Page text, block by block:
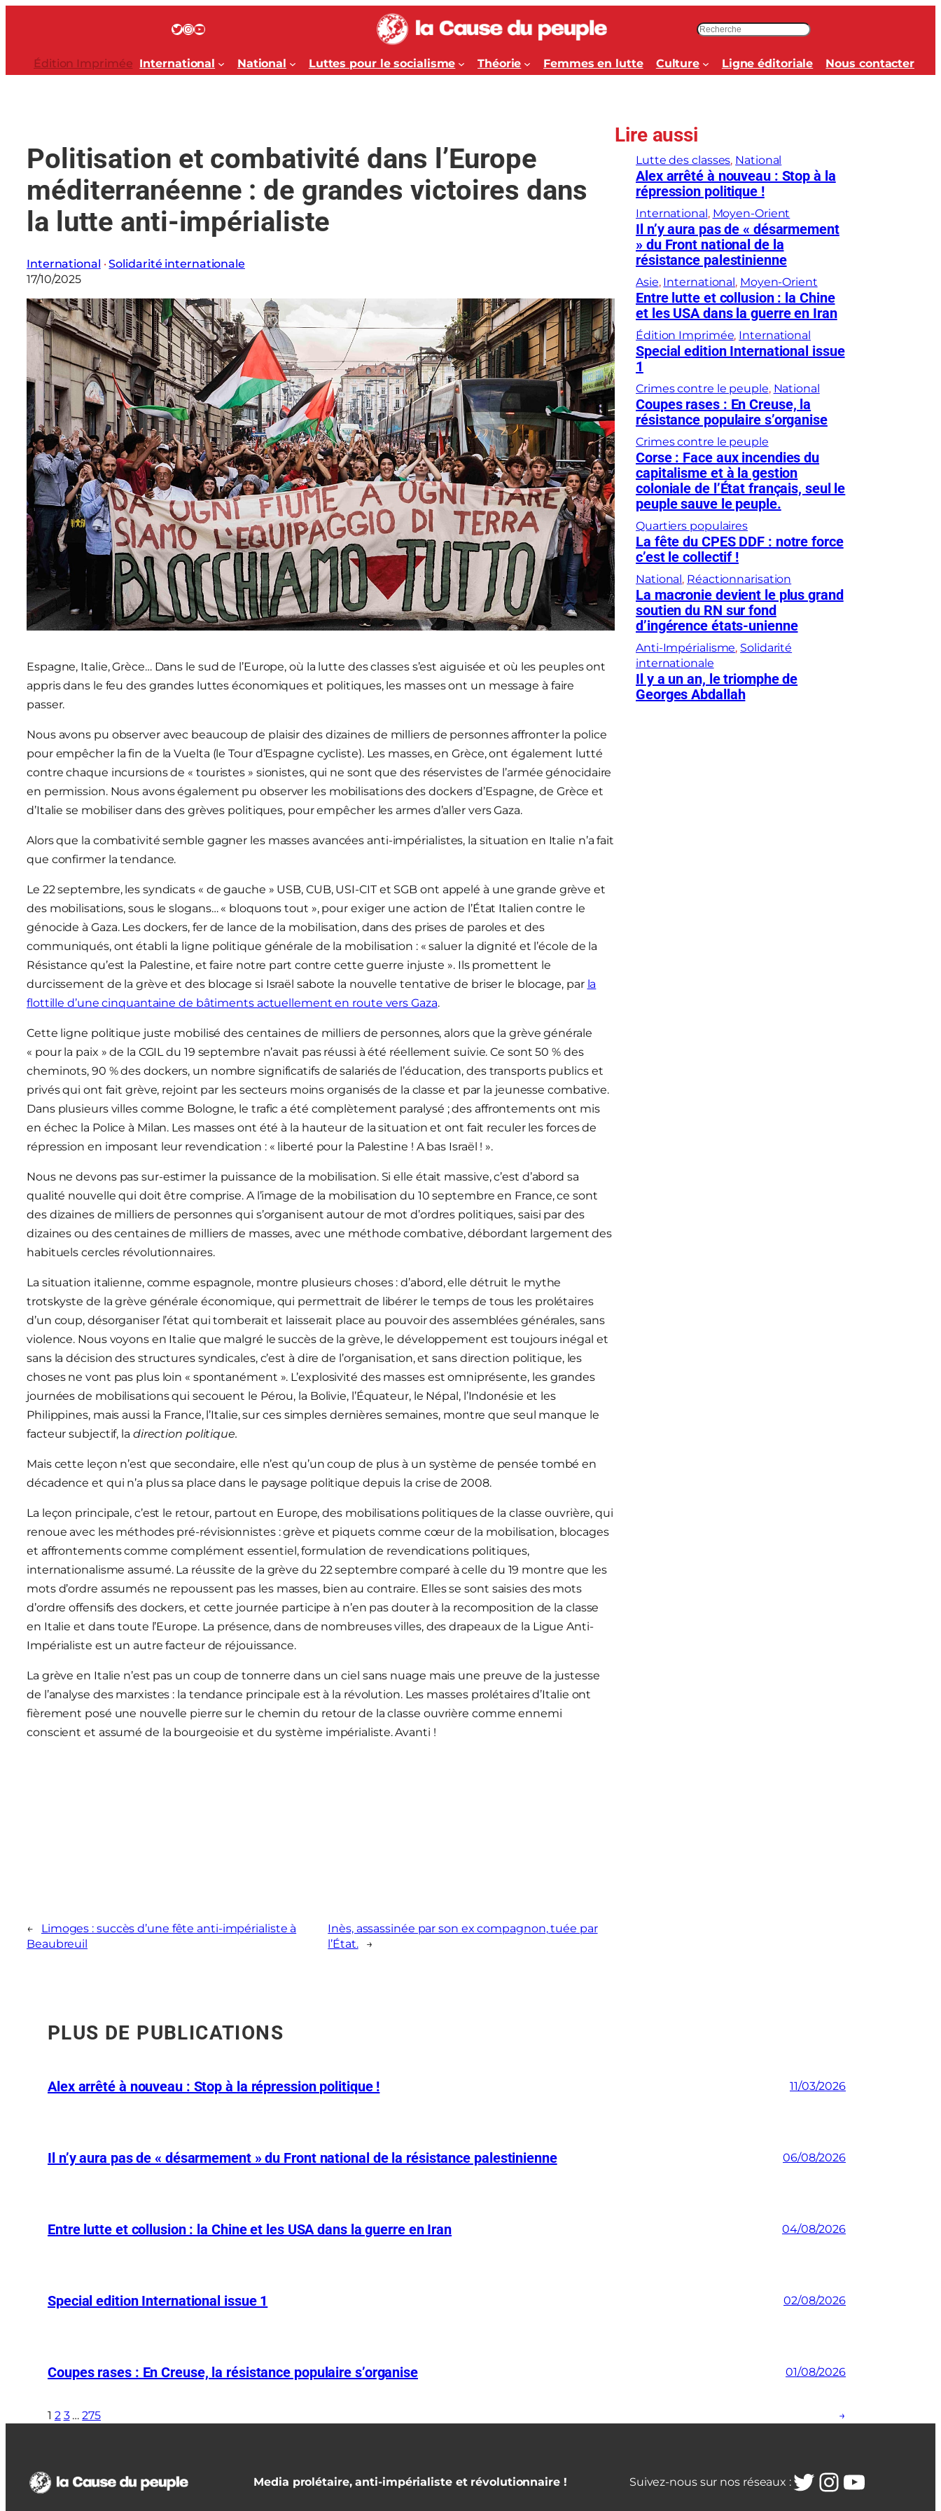
Twitter InstagramYouTube
c
h
h
r
Édition Imprimée International National Luttes pour le socialisme Théorie Femmes en lutte Culture Ligne éditoriale Nous contacter
Politisation et combativité dans l’Europe
méditerranéenne : de grandes victoires dans
la lutte anti-impérialiste
International · Solidarité internationale
17/10/2025
Espagne, Italie, Grèce… Dans le sud de l’Europe, où la lutte des classes s’est aiguisée et où les peuples ont
appris dans le feu des grandes luttes économiques et politiques, les masses ont un message à faire
passer.
Nous avons pu observer avec beaucoup de plaisir des dizaines de milliers de personnes affronter la police
pour empêcher la fin de la Vuelta (le Tour d’Espagne cycliste). Les masses, en Grèce, ont également lutté
contre chaque incursions de « touristes » sionistes, qui ne sont que des réservistes de l’armée génocidaire
en permission. Nous avons également pu observer les mobilisations des dockers d’Espagne, de Grèce et
d’Italie se mobiliser dans des grèves politiques, pour empêcher les armes d’aller vers Gaza.
Alors que la combativité semble gagner les masses avancées anti-impérialistes, la situation en Italie n’a fait
que confirmer la tendance.
Le 22 septembre, les syndicats « de gauche » USB, CUB, USI-CIT et SGB ont appelé à une grande grève et
des mobilisations, sous le slogans… « bloquons tout », pour exiger une action de l’État Italien contre le
génocide à Gaza. Les dockers, fer de lance de la mobilisation, dans des prises de paroles et des
communiqués, ont établi la ligne politique générale de la mobilisation : « saluer la dignité et l’école de la
Résistance qu’est la Palestine, et faire notre part contre cette guerre injuste ». Ils promettent le
durcissement de la grève et des blocage si Israël sabote la nouvelle tentative de briser le blocage, par la
flottille d’une cinquantaine de bâtiments actuellement en route vers Gaza.
Cette ligne politique juste mobilisé des centaines de milliers de personnes, alors que la grève générale
« pour la paix » de la CGIL du 19 septembre n’avait pas réussi à été réellement suivie. Ce sont 50 % des
cheminots, 90 % des dockers, un nombre significatifs de salariés de l’éducation, des transports publics et
privés qui ont fait grève, rejoint par les secteurs moins organisés de la classe et par la jeunesse combative.
Dans plusieurs villes comme Bologne, le trafic a été complètement paralysé ; des affrontements ont mis
en échec la Police à Milan. Les masses ont été à la hauteur de la situation et ont fait reculer les forces de
répression en imposant leur revendication : « liberté pour la Palestine ! A bas Israël ! ».
Nous ne devons pas sur-estimer la puissance de la mobilisation. Si elle était massive, c’est d’abord sa
qualité nouvelle qui doit être comprise. A l’image de la mobilisation du 10 septembre en France, ce sont
des dizaines de milliers de personnes qui s’organisent autour de mot d’ordres politiques, saisi par des
dizaines ou des centaines de milliers de masses, avec une méthode combative, débordant largement des
habituels cercles révolutionnaires.
La situation italienne, comme espagnole, montre plusieurs choses : d’abord, elle détruit le mythe
trotskyste de la grève générale économique, qui permettrait de libérer le temps de tous les prolétaires
d’un coup, désorganiser l’état qui tomberait et laisserait place au pouvoir des assemblées générales, sans
violence. Nous voyons en Italie que malgré le succès de la grève, le développement est toujours inégal et
sans la décision des structures syndicales, c’est à dire de l’organisation, et sans direction politique, les
choses ne vont pas plus loin « spontanément ». L’explosivité des masses est omniprésente, les grandes
journées de mobilisations qui secouent le Pérou, la Bolivie, l’Équateur, le Népal, l’Indonésie et les
Philippines, mais aussi la France, l’Italie, sur ces simples dernières semaines, montre que seul manque le
facteur subjectif, la direction politique.
Mais cette leçon n’est que secondaire, elle n’est qu’un coup de plus à un système de pensée tombé en
décadence et qui n’a plus sa place dans le paysage politique depuis la crise de 2008.
La leçon principale, c’est le retour, partout en Europe, des mobilisations politiques de la classe ouvrière, qui
renoue avec les méthodes pré-révisionnistes : grève et piquets comme cœur de la mobilisation, blocages
et affrontements comme complément essentiel, formulation de revendications politiques,
internationalisme assumé. La réussite de la grève du 22 septembre comparé à celle du 19 montre que les
mots d’ordre assumés ne repoussent pas les masses, bien au contraire. Elles se sont saisies des mots
d’ordre offensifs des dockers, et cette journée participe à n’en pas douter à la recomposition de la classe
en Italie et dans toute l’Europe. La présence, dans de nombreuses villes, des drapeaux de la Ligue Anti-
Impérialiste est un autre facteur de réjouissance.
La grève en Italie n’est pas un coup de tonnerre dans un ciel sans nuage mais une preuve de la justesse
de l’analyse des marxistes : la tendance principale est à la révolution. Les masses prolétaires d’Italie ont
fièrement posé une nouvelle pierre sur le chemin du retour de la classe ouvrière comme ennemi
conscient et assumé de la bourgeoisie et du système impérialiste. Avanti !
←
Limoges : succès d’une fête anti-impérialiste à
Beaubreuil
Inès, assassinée par son ex compagnon, tuée par
l’État.
→
Lire aussi
Lutte des classes, National
Alex arrêté à nouveau : Stop à la
répression politique !
International, Moyen-Orient
Il n’y aura pas de « désarmement
» du Front national de la
résistance palestinienne
Asie, International, Moyen-Orient
Entre lutte et collusion : la Chine
et les USA dans la guerre en Iran
Édition Imprimée, International
Special edition International issue
1
Crimes contre le peuple, National
Coupes rases : En Creuse, la
résistance populaire s’organise
Crimes contre le peuple
Corse : Face aux incendies du
capitalisme et à la gestion
coloniale de l’État français, seul le
peuple sauve le peuple.
Quartiers populaires
La fête du CPES DDF : notre force
c’est le collectif !
National, Réactionnarisation
La macronie devient le plus grand
soutien du RN sur fond
d’ingérence états-unienne
Anti-Impérialisme, Solidarité
internationale
Il y a un an, le triomphe de
Georges Abdallah
PLUS DE PUBLICATIONS
Alex arrêté à nouveau : Stop à la répression politique ! 11/03/2026
Il n’y aura pas de « désarmement » du Front national de la résistance palestinienne 06/08/2026
Entre lutte et collusion : la Chine et les USA dans la guerre en Iran 04/08/2026
Special edition International issue 1 02/08/2026
Coupes rases : En Creuse, la résistance populaire s’organise 01/08/2026
1 2 3 … 275 →
Media prolétaire, anti-impérialiste et révolutionnaire ! Suivez-nous sur nos réseaux :Twitter